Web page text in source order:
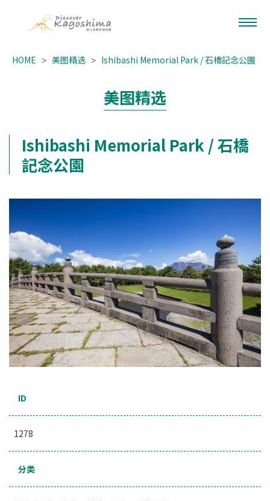
HOME 美图精选 Ishibashi Memorial Park / 石橋記念公園
美图精选
Ishibashi Memorial Park / 石橋
記念公園
ID
1278
分类